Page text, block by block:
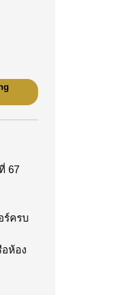
67
ร์ครบ
ห้อง